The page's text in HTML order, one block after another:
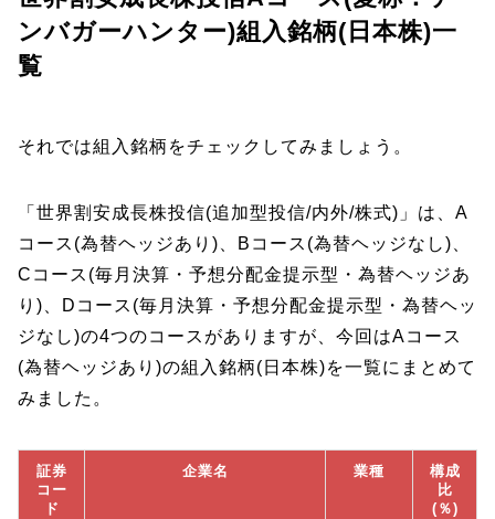
ンバガーハンター)組入銘柄(日本株)一
覧
それでは組入銘柄をチェックしてみましょう。
「世界割安成長株投信(追加型投信/内外/株式)」は、A
コース(為替ヘッジあり)、Bコース(為替ヘッジなし)、
Cコース(毎月決算・予想分配金提示型・為替ヘッジあ
り)、Dコース(毎月決算・予想分配金提示型・為替ヘッ
ジなし)の4つのコースがありますが、今回はAコース
(為替ヘッジあり)の組入銘柄(日本株)を一覧にまとめて
みました。
証券
コー
ド
企業名 業種
構成
比
(％)